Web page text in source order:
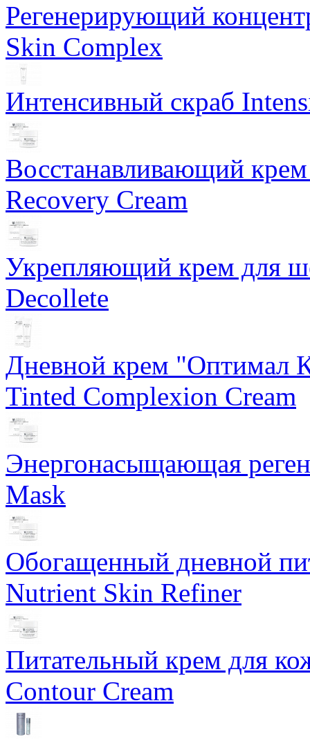
Регенерирующий
Skin Complex
Интенсивный скраб
Восстанавливающий
Recovery Cream
Укрепляющий крем для
Decollete
Дневной крем "Оптимал
Tinted Complexion Cream
Энергонасыщающая
Mask
Обогащенный дневной
Nutrient Skin Refiner
Питательный крем для
Contour Cream